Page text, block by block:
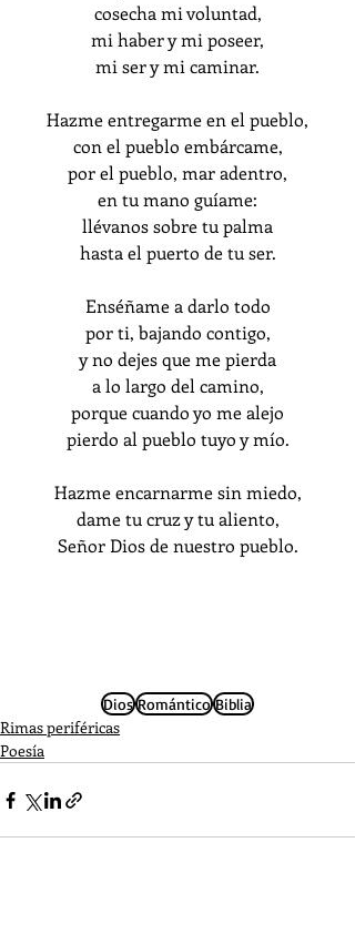
cosecha mi voluntad,
mi haber y mi poseer,
mi ser y mi caminar.
Hazme entregarme en el pueblo,
con el pueblo embárcame,
por el pueblo, mar adentro,
en tu mano guíame:
llévanos sobre tu palma
hasta el puerto de tu ser.
Enséñame a darlo todo
por ti, bajando contigo,
y no dejes que me pierda
a lo largo del camino,
porque cuando yo me alejo
pierdo al pueblo tuyo y mío.
Hazme encarnarme sin miedo,
dame tu cruz y tu aliento,
Señor Dios de nuestro pueblo.
Dios Romántico Biblia
Rimas periféricas
Poesía